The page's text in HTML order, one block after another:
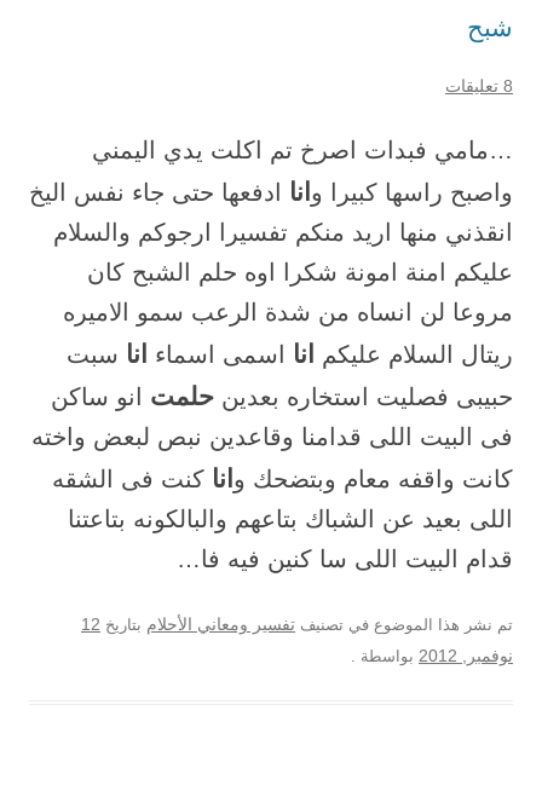
شبح
8 تعليقات
…مامي فبدات اصرخ تم اكلت يدي اليمني
واصبح راسها كبيرا و انا ادفعها حتى جاء نفس اليخ
انقذني منها اريد منكم تفسيرا ارجوكم والسلام
عليكم امنة امونة شكرا اوه حلم الشبح كان
مروعا لن انساه من شدة الرعب سمو الاميره
ريتال السلام عليكم
انا اسمى اسماء انا سبت
حبيبى فصليت استخاره بعدين حلمت انو ساكن
فى البيت اللى قدامنا وقاعدين نبص لبعض واخته
كانت واقفه معام وبتضحك و انا كنت فى الشقه
اللى بعيد عن الشباك بتاعهم والبالكونه بتاعتنا
قدام البيت اللى سا كنين فيه فا…
تم نشر هذا الموضوع في تصنيف تفسير ومعاني الأحلام بتاريخ 12
نوفمبر, 2012
بواسطة .